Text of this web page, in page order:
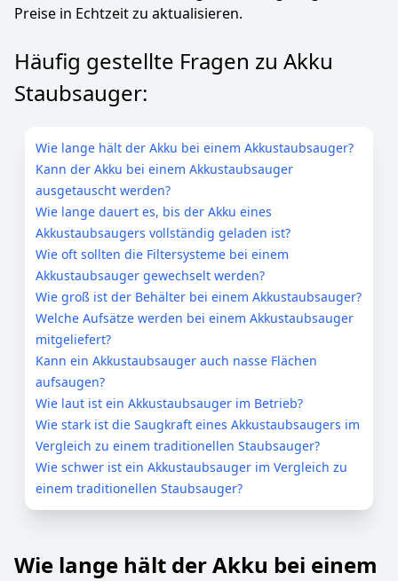
Verfügung, um Fragen zu beantworten, Hilfestellung
staubsauger, tierhaar staubsauger oder akku
staubsauger kabellos sorgenfrei im Alltag nutzen und
sicher sein, dass Ihr Staubsauger zuverlässig
Farbe Hersteller
Blau ElecKeys
139
UVP: 169,99 € -18%
Anzeigen
Preise in Echtzeit zu aktualisieren.
Häufig gestellte Fragen zu Akku
Staubsauger:
Wie lange hält der Akku bei einem Akkustaubsauger?
Kann der Akku bei einem Akkustaubsauger
ausgetauscht werden?
Wie lange dauert es, bis der Akku eines
Akkustaubsaugers vollständig geladen ist?
Wie oft sollten die Filtersysteme bei einem
Akkustaubsauger gewechselt werden?
Wie groß ist der Behälter bei einem Akkustaubsauger?
Welche Aufsätze werden bei einem Akkustaubsauger
mitgeliefert?
Kann ein Akkustaubsauger auch nasse Flächen
aufsaugen?
Wie laut ist ein Akkustaubsauger im Betrieb?
Wie stark ist die Saugkraft eines Akkustaubsaugers im
Vergleich zu einem traditionellen Staubsauger?
Wie schwer ist ein Akkustaubsauger im Vergleich zu
einem traditionellen Staubsauger?
Wie lange hält der Akku bei einem